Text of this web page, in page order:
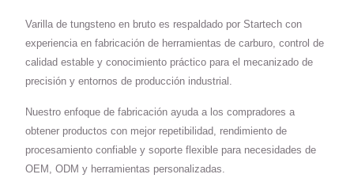
Varilla de tungsteno en bruto es respaldado por Startech con
experiencia en fabricación de herramientas de carburo, control de
calidad estable y conocimiento práctico para el mecanizado de
precisión y entornos de producción industrial.
Nuestro enfoque de fabricación ayuda a los compradores a
obtener productos con mejor repetibilidad, rendimiento de
procesamiento confiable y soporte flexible para necesidades de
OEM, ODM y herramientas personalizadas.